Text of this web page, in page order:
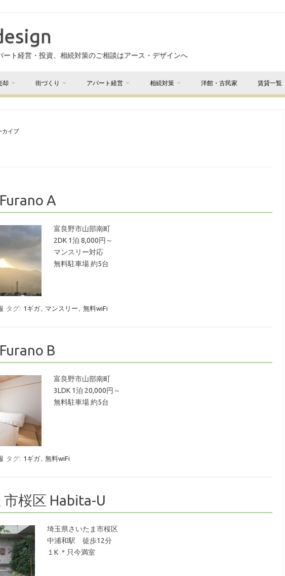
ート経営・投資、相続対策のご相談はアース・デザインへ
却 街づくり アパート経営 相続対策 洋館・古民家 賃貸一覧
カイブ
A
富良野市山部南町
2DK 1泊 8,000円～
マンスリー対応
無料駐車場 約5台
タグ: 1ギガ, マンスリー , 無料wiFi
B
富良野市山部南町
3LDK 1泊 20,000円～
無料駐車場 約5台
タグ: 1ギガ, 無料wiFi
桜区 Habita-U
埼玉県さいたま市桜区
中浦和駅 徒歩12分
１K ＊只今満室